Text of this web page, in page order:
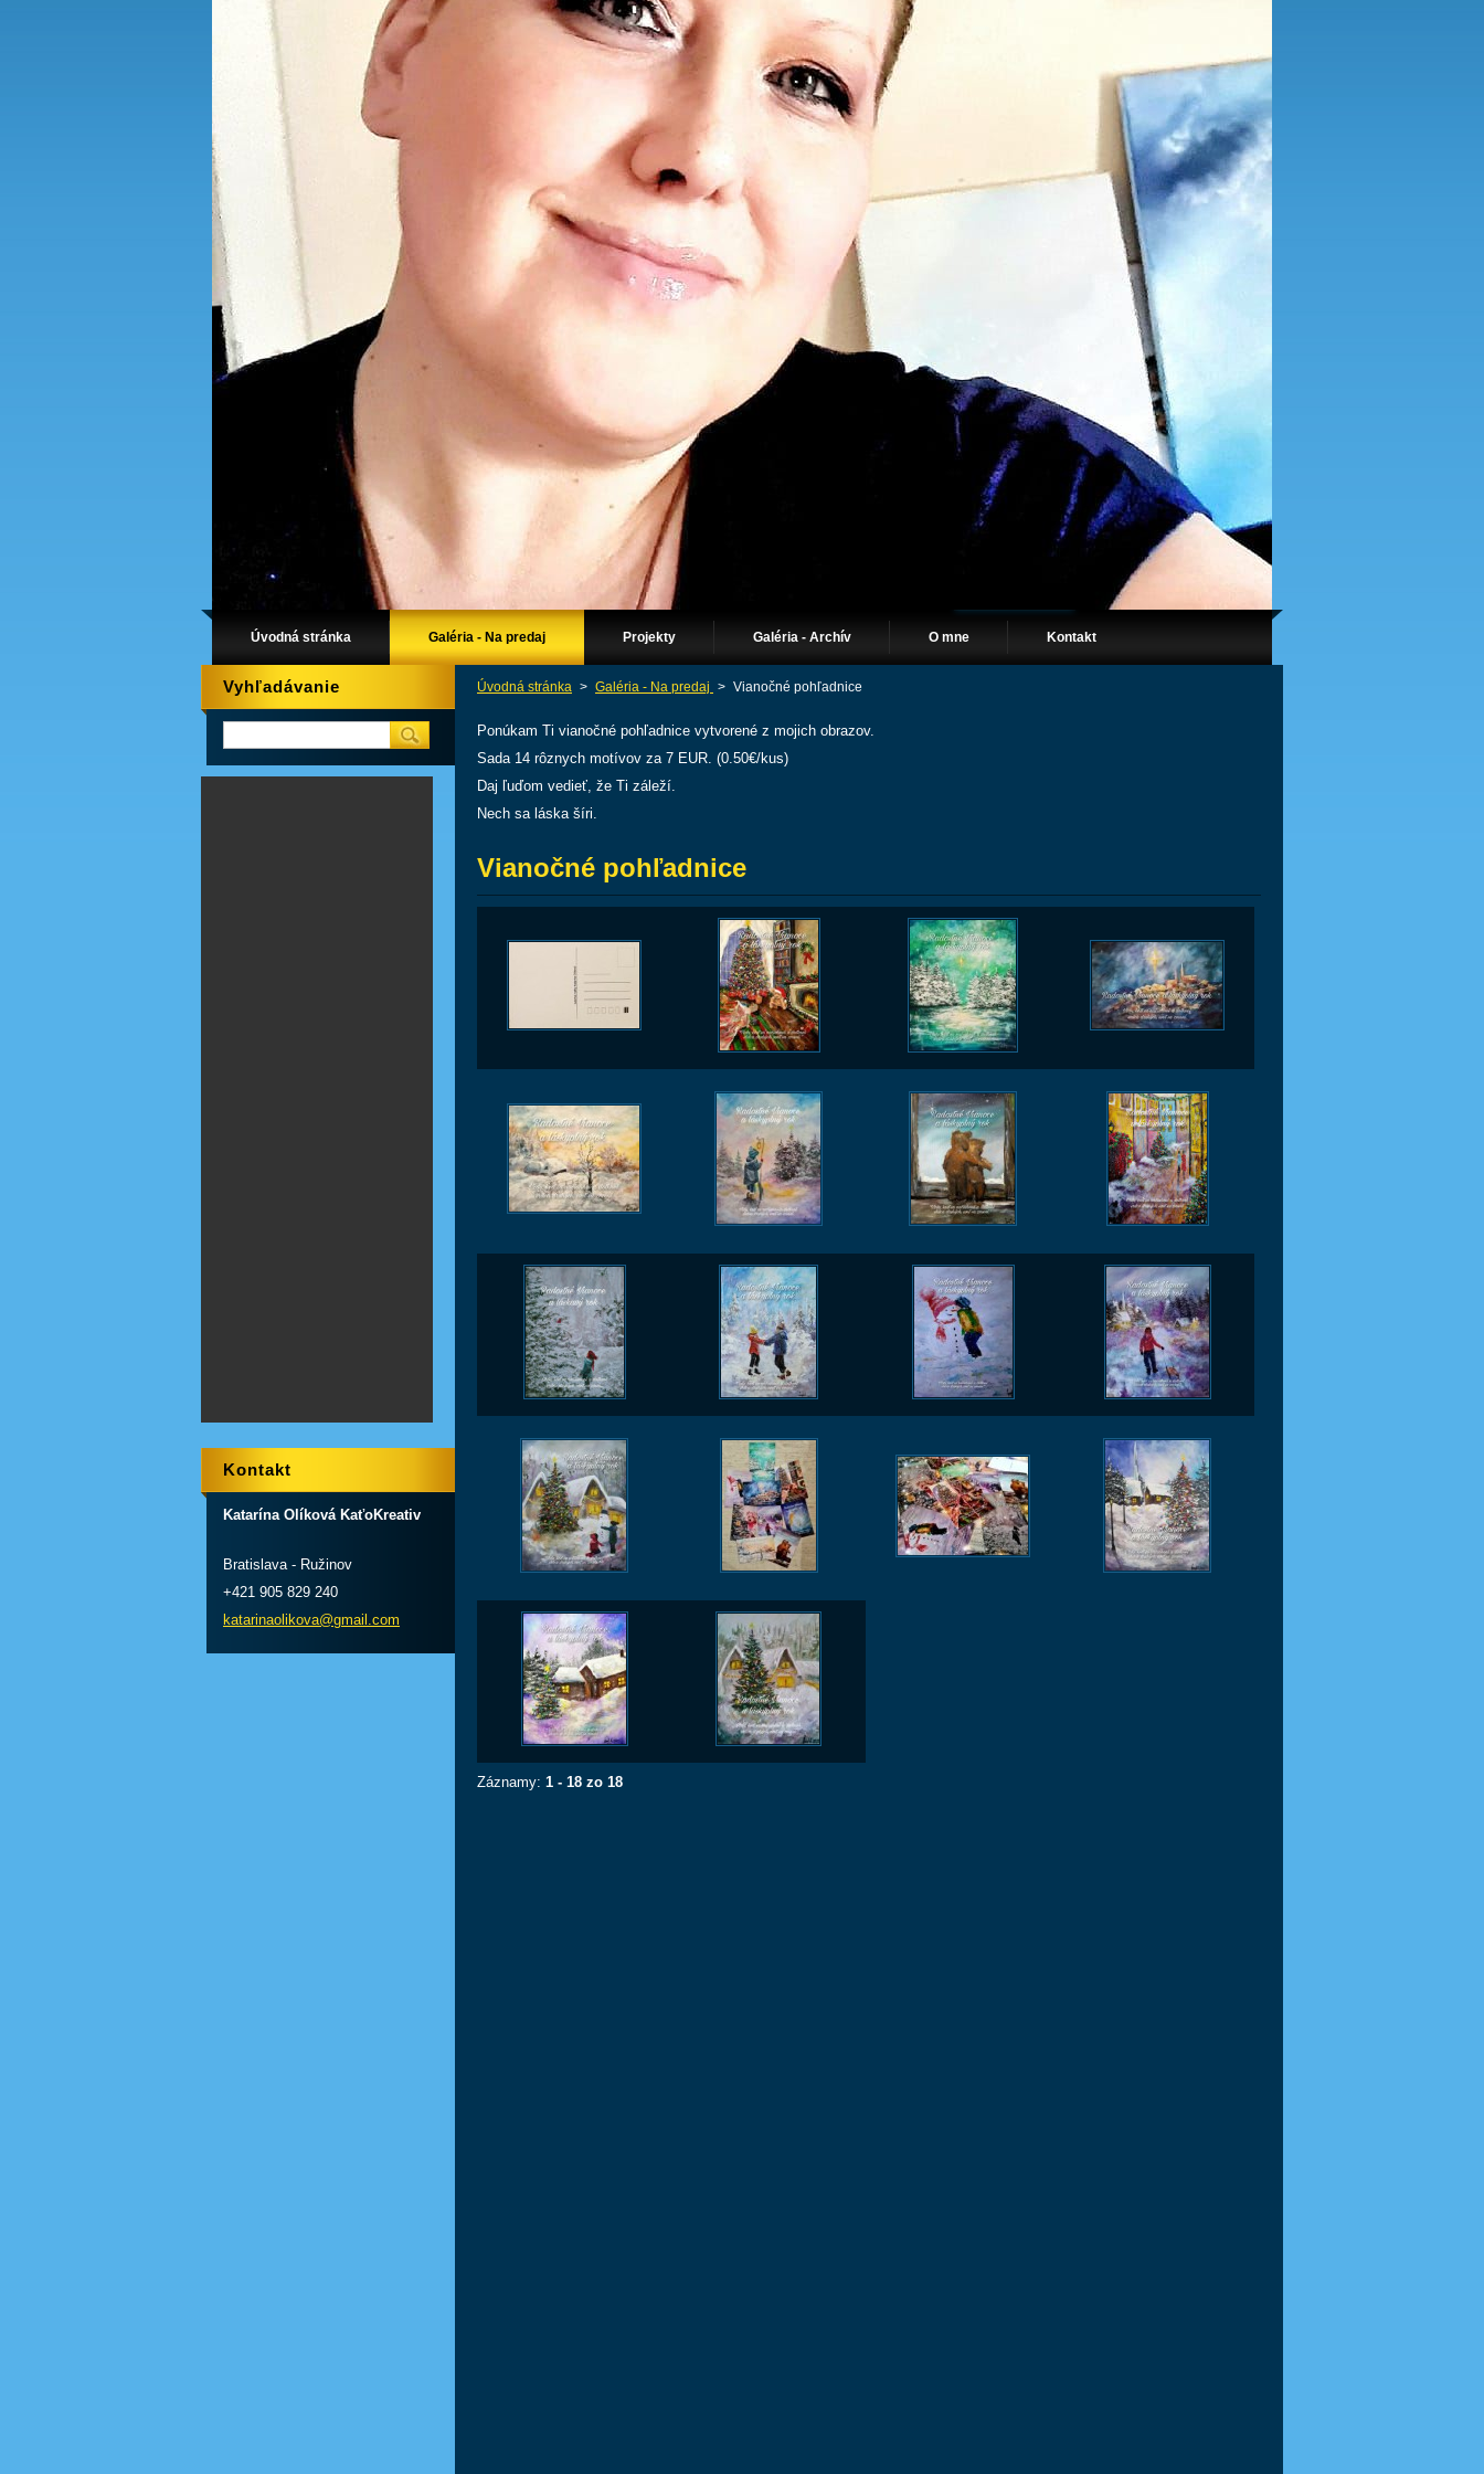
Úvodná stránka Galéria - Na predaj Projekty Galéria - Archív O mne Kontakt
Úvodná stránka > Galéria - Na predaj > Vianočné pohľadnice
Ponúkam Ti vianočné pohľadnice vytvorené z mojich obrazov.
Sada 14 rôznych motívov za 7 EUR. (0.50€/kus)
Daj ľuďom vedieť, že Ti záleží.
Nech sa láska šíri.
Vianočné pohľadnice
Záznamy: 1 - 18 zo 18
Vyhľadávanie
Kontakt
Katarína Olíková KaťoKreativ
Bratislava - Ružinov
+421 905 829 240
katarinaolikova@gmail.com